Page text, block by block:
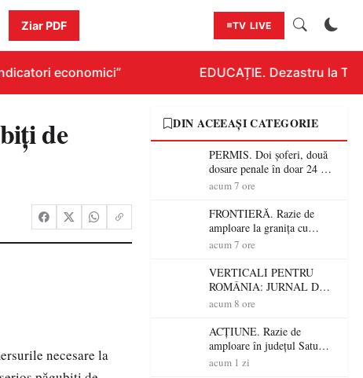
Ziar PDF TV LIVE
economici” EDUCAȚIE. Dezastru la
de
necesare la
DIN ACEEAȘI CATEGORIE
PERMIS. Doi șoferi, două
dosare penale în doar 24 de
ore la Petea! Unul avea
nu a avut niciodată permis
acum 7 ore
FRONTIERĂ. Razie de
amploare la granița cu
Ungaria! 800 de persoane și
verificate
acum 7 ore
VERTICALI PENTRU
ROMÂNIA: JURNAL DE
CĂLĂTORIE FIJET
acum 8 ore
ACȚIUNE. Razie de
amploare în județul Satu
Mare! Polițiștii au dat sute
acum 1 zi